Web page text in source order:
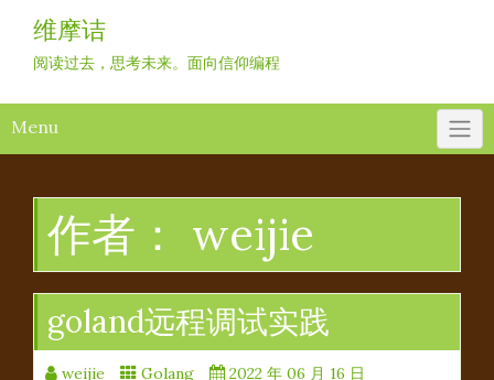
content
维摩诘
阅读过去，思考未来。面向信仰编程
Menu
作者： weijie
goland远程调试实践
weijie Golang
2022 年 06 月 16 日